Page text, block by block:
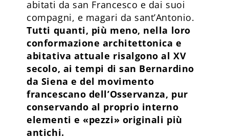
abitati da san Francesco e dai suoi
compagni, e magari da sant’Antonio.
Tutti quanti, più meno, nella loro
conformazione architettonica e
abitativa attuale risalgono al XV
secolo, ai tempi di san Bernardino
da Siena e del movimento
francescano dell’Osservanza, pur
conservando al proprio interno
elementi e «pezzi» originali più
antichi.